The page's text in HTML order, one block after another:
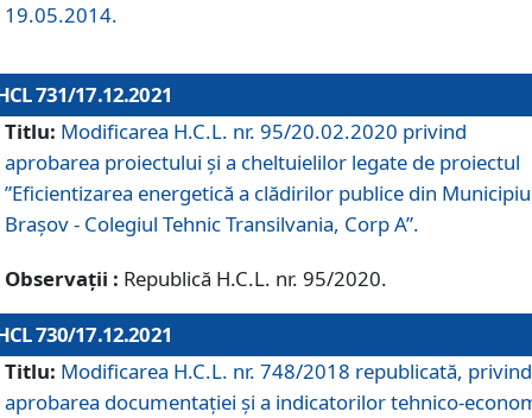
19.05.2014.
731/17.12.2021
Titlu: Modificarea H.C.L. nr. 95/20.02.2020 privind
aprobarea proiectului și a cheltuielilor legate de proiectul
”Eficientizarea energetică a clădirilor publice din
Brașov - Colegiul Tehnic Transilvania, Corp A”.
Observații : Republică H.C.L. nr. 95/2020.
730/17.12.2021
Titlu: Modificarea H.C.L. nr. 748/2018 republicată, privind
aprobarea documentației și a indicatorilor tehnico-